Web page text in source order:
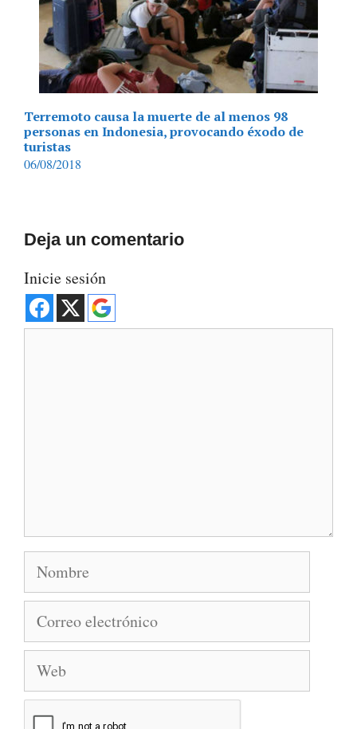
Terremoto causa la muerte de al menos 98
personas en Indonesia, provocando éxodo de
turistas
06/08/2018
Deja un comentario
Inicie sesión
Nombre
Correo
electrónico
Web